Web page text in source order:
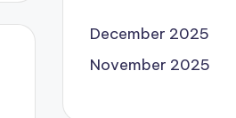
December 2025
November 2025